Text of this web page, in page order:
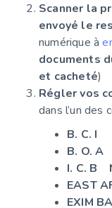
Scanner la
envoyé le
numérique à
documents
et cacheté)
Régler vos
dans l’un des
B. C. I
B. O.
I. C. B
EAST
EXIM